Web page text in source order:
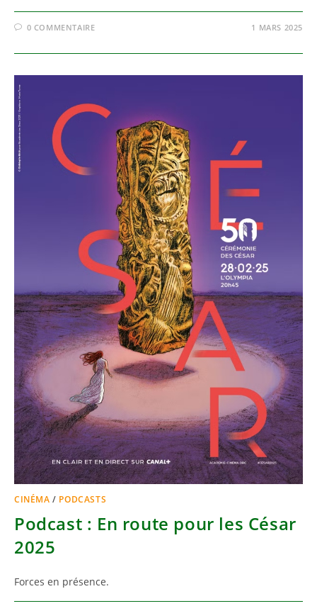
0 COMMENTAIRE 1 MARS 2025
CINÉMA / PODCASTS
Podcast : En route pour les César
2025
Forces en présence.